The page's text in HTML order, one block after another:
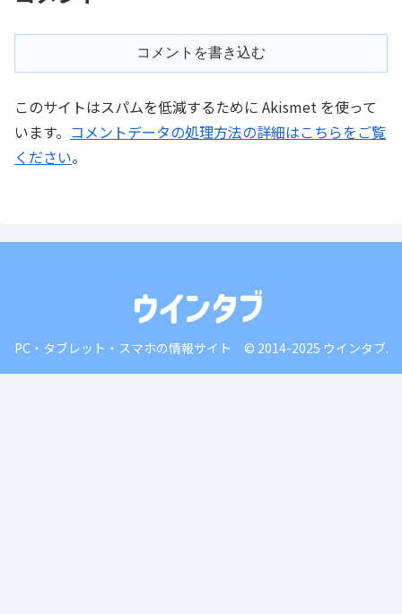
コメントを書き込む
このサイトはスパムを低減するために Akismet を使って
います。 コメントデータの処理方法の詳細はこちらをご覧
ください。
PC・タブレット・スマホの情報サイト © 2014-2025 ウインタブ.